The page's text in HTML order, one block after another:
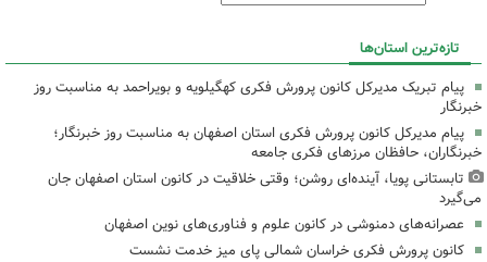
تازه‌ترین استان‌ها
پیام تبریک مدیرکل کانون پرورش فکری کهگیلویه و بویراحمد به مناسبت روز
خبرنگار
پیام مدیرکل کانون پرورش فکری استان اصفهان به مناسبت روز خبرنگار؛
خبرنگاران، حافظان مرزهای فکری جامعه
تابستانی پویا، آینده‌ای روشن؛ وقتی خلاقیت در کانون استان اصفهان جان
می‌گیرد
عصرانه‌های دمنوشی در کانون علوم و فناوری‌های نوین اصفهان
کانون پرورش فکری خراسان شمالی پای میز خدمت نشست